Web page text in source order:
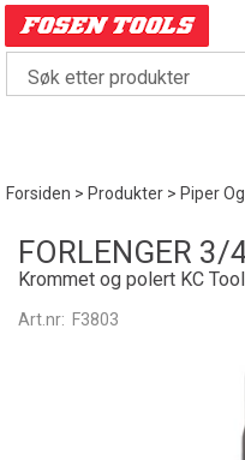
Forsiden>Produkter>Piper
FORLENGER
Krommet og polert KC
Art.nr: F3803